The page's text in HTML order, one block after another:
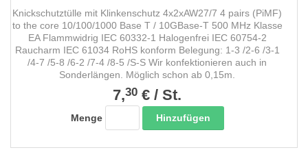
Knickschutztülle mit Klinkenschutz 4x2xAW27/7 4 pairs (PiMF)
to the core 10/100/1000 Base T / 10GBase-T 500 MHz Klasse
EA Flammwidrig IEC 60332-1 Halogenfrei IEC 60754-2
Raucharm IEC 61034 RoHS konform Belegung: 1-3 /2-6 /3-1
/4-7 /5-8 /6-2 /7-4 /8-5 /S-S Wir konfektionieren auch in
Sonderlängen. Möglich schon ab 0,15m.
7,30 € / St.
Menge Hinzufügen